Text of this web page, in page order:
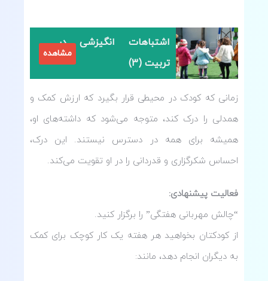
اشتباهات انگیزشی در
تربیت (3)
مشاهده
زمانی که کودک در محیطی قرار بگیرد که ارزش کمک و
همدلی را درک کند، متوجه می‌شود که داشته‌های او،
همیشه برای همه در دسترس نیستند. این درک،
احساس شکرگزاری و قدردانی را در او تقویت می‌کند.
فعالیت پیشنهادی:
“چالش مهربانی هفتگی” را برگزار کنید.
از کودکتان بخواهید هر هفته یک کار کوچک برای کمک
به دیگران انجام دهد، مانند: